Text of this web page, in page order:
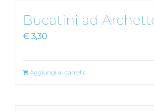
Bucatini ad
€ 3,30
Aggiungi al carrello